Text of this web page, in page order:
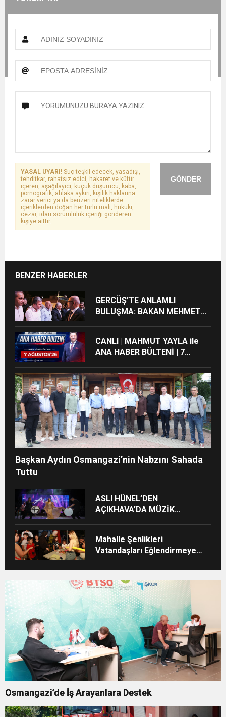
GÖNDER
YASAL UYARI! Suç teşkil edecek, yasadışı,
tehditkar, rahatsız edici, hakaret ve küfür
içeren, aşağılayıcı, küçük düşürücü, kaba,
pornografik, ahlaka aykırı, kişilik haklarına
zarar verici ya da benzeri niteliklerde
içeriklerden doğan her türlü mali, hukuki,
cezai, idari sorumluluk içeriği gönderen
kişiye aittir.
BENZER HABERLER
GERCÜŞ’TE ANLAMLI
BULUŞMA: BAKAN MEHMET
CANLI | MAHMUT YAYLA ile
ANA HABER BÜLTENİ | 7
Başkan Aydın Osmangazi’nin Nabzını Sahada
Tuttu
ASLI HÜNEL’DEN
AÇIKHAVA’DA MÜZİK
Mahalle Şenlikleri
Vatandaşları Eğlendirmeye
Osmangazi’de İş Arayanlara Destek